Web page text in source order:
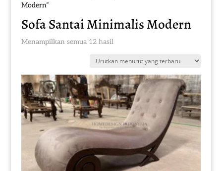
Modern”
Sofa Santai Minimalis Modern
Menampilkan semua 12 hasilDiurutkan
yang
terbaru